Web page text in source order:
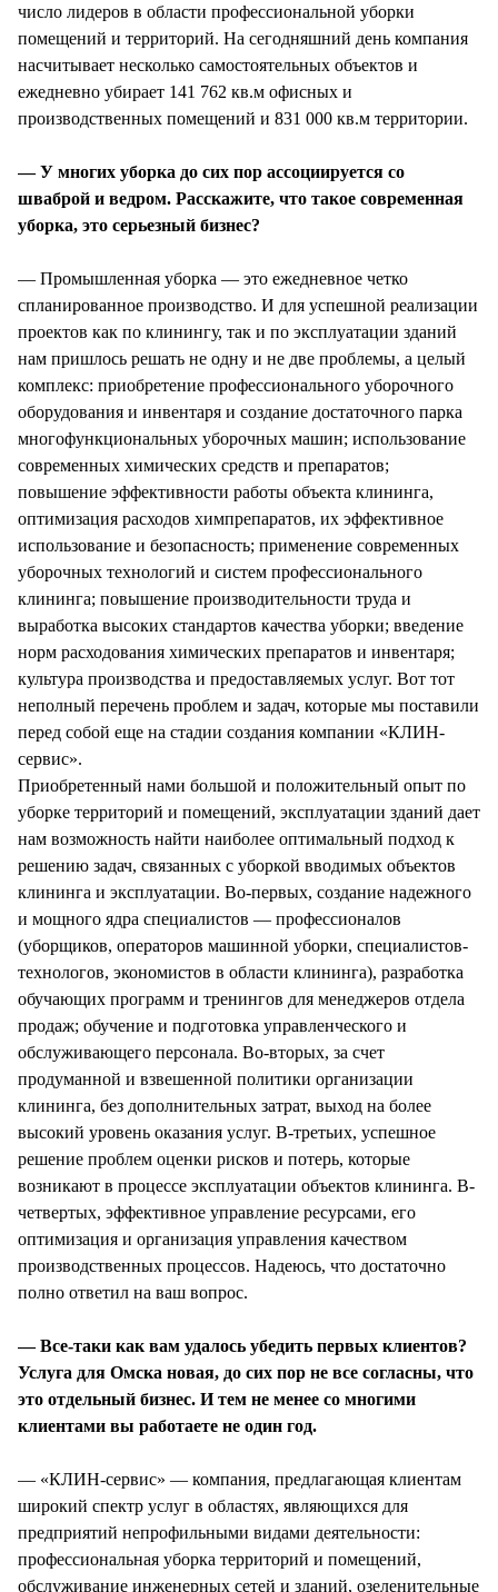
число лидеров в области профессиональной уборки
помещений и территорий. На сегодняшний день компания
насчитывает несколько самостоятельных объектов и
ежедневно убирает 141 762 кв.м офисных и
производственных помещений и 831 000 кв.м территории.
— У многих уборка до сих пор ассоциируется со
шваброй и ведром. Расскажите, что такое современная
уборка, это серьезный бизнес?
— Промышленная уборка — это ежедневное четко
спланированное производство. И для успешной реализации
проектов как по клинингу, так и по эксплуатации зданий
нам пришлось решать не одну и не две проблемы, а целый
комплекс: приобретение профессионального уборочного
оборудования и инвентаря и создание достаточного парка
многофункциональных уборочных машин; использование
современных химических средств и препаратов;
повышение эффективности работы объекта клининга,
оптимизация расходов химпрепаратов, их эффективное
использование и безопасность; применение современных
уборочных технологий и систем профессионального
клининга; повышение производительности труда и
выработка высоких стандартов качества уборки; введение
норм расходования химических препаратов и инвентаря;
культура производства и предоставляемых услуг. Вот тот
неполный перечень проблем и задач, которые мы поставили
перед собой еще на стадии создания компании «КЛИН-
сервис».
Приобретенный нами большой и положительный опыт по
уборке территорий и помещений, эксплуатации зданий дает
нам возможность найти наиболее оптимальный подход к
решению задач, связанных с уборкой вводимых объектов
клининга и эксплуатации. Во-первых, создание надежного
и мощного ядра специалистов — профессионалов
(уборщиков, операторов машинной уборки, специалистов-
технологов, экономистов в области клининга), разработка
обучающих программ и тренингов для менеджеров отдела
продаж; обучение и подготовка управленческого и
обслуживающего персонала. Во-вторых, за счет
продуманной и взвешенной политики организации
клининга, без дополнительных затрат, выход на более
высокий уровень оказания услуг. В-третьих, успешное
решение проблем оценки рисков и потерь, которые
возникают в процессе эксплуатации объектов клининга. В-
четвертых, эффективное управление ресурсами, его
оптимизация и организация управления качеством
производственных процессов. Надеюсь, что достаточно
полно ответил на ваш вопрос.
— Все-таки как вам удалось убедить первых клиентов?
Услуга для Омска новая, до сих пор не все согласны, что
это отдельный бизнес. И тем не менее со многими
клиентами вы работаете не один год.
— «КЛИН-сервис» — компания, предлагающая клиентам
широкий спектр услуг в областях, являющихся для
предприятий непрофильными видами деятельности:
профессиональная уборка территорий и помещений,
обслуживание инженерных сетей и зданий, озеленительные